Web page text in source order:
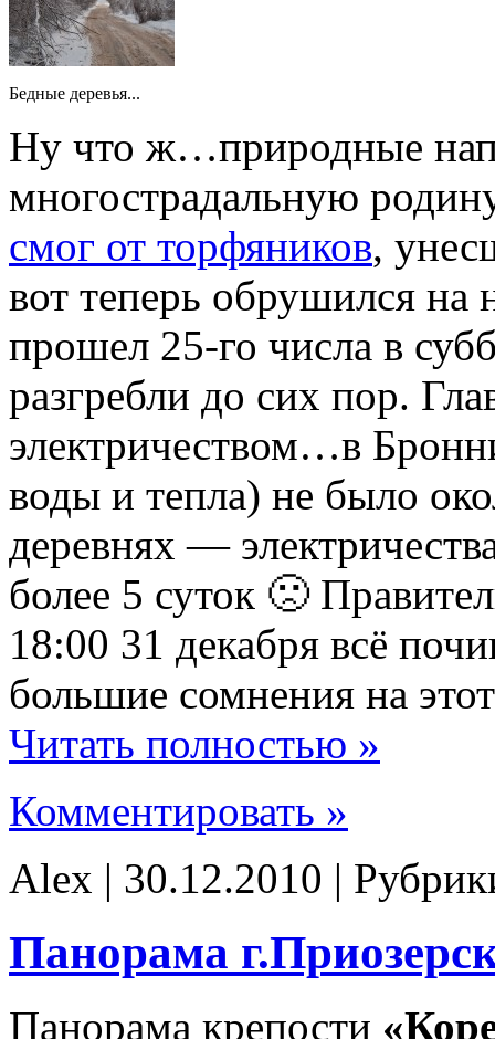
Бедные деревья...
Ну что ж…природные
многострадальную
смог от торфяников,
вот теперь обрушился
прошел 25-го числа в
разгребли до сих пор.
электричеством…в
воды и тепла) не было
деревнях —
более 5 суток 🙁
18:00 31 декабря всё
большие сомнения на
Читать полностью »
Комментировать »
Alex | 30.12.2010 |
Панорама
Панорама крепости